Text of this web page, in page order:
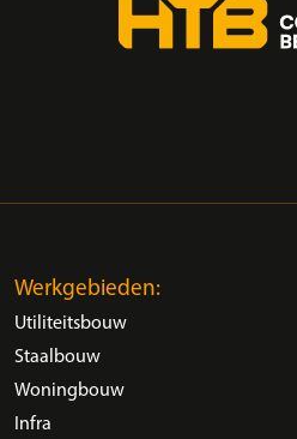
Werkgebieden:
Utiliteitsbouw
Staalbouw
Woningbouw
Infra